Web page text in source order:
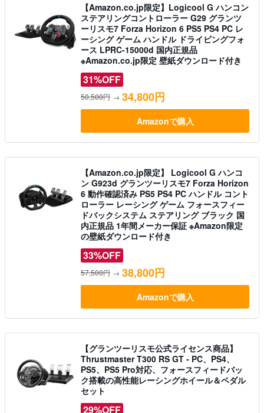
【Amazon.co.jp限定】Logicool G ハンコン
ステアリングコントローラー G29 グランツ
ーリスモ7 Forza Horizon 6 PS5 PS4 PC レ
ーシング ゲーム ハンドル ドライビングフォ
ース LPRC-15000d 国内正規品
※Amazon.co.jp限定 壁紙ダウンロード付き
31%OFF
50,500円 → 34,800円
Amazonで購入
【Amazon.co.jp限定】 Logicool G ハンコ
ン G923d グランツーリスモ7 Forza Horizon
6 動作確認済み PS5 PS4 PC ハンドル コント
ローラー レーシング ゲーム フォースフィー
ドバックシステム ステアリング ブラック 国
内正規品 1年間メーカー保証 ※Amazon限定
の壁紙ダウンロード付き
33%OFF
57,500円 → 38,800円
Amazonで購入
【グランツーリスモ公式ライセンス商品】
Thrustmaster T300 RS GT - PC、PS4、
PS5、PS5 Pro対応、フォースフィードバッ
ク搭載の高性能レーシングホイール＆ペダル
セット
29%OFF